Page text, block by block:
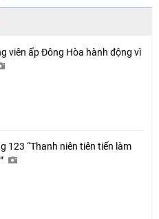
viên ấp Đông Hòa hành động vì
123 “Thanh niên tiên tiến làm